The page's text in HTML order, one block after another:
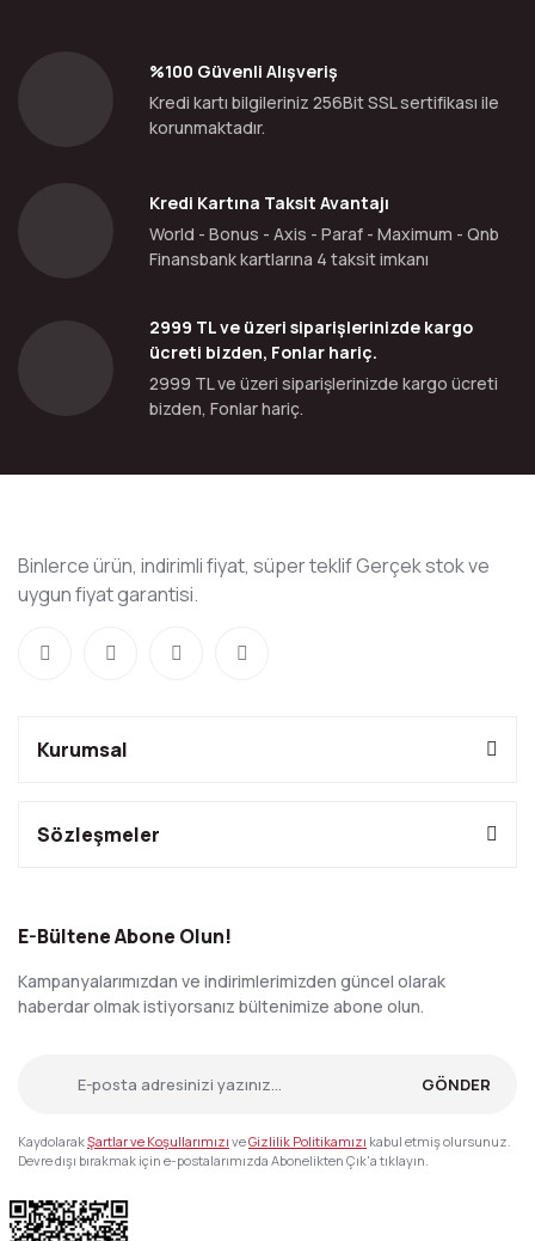
%100 Güvenli Alışveriş
Kredi kartı bilgileriniz 256Bit SSL sertifikası ile
korunmaktadır.
Kredi Kartına Taksit Avantajı
World - Bonus - Axis - Paraf - Maximum - Qnb
Finansbank kartlarına 4 taksit imkanı
2999 TL ve üzeri siparişlerinizde kargo
ücreti bizden, Fonlar hariç.
2999 TL ve üzeri siparişlerinizde kargo ücreti
bizden, Fonlar hariç.
Binlerce ürün, indirimli fiyat, süper teklif Gerçek stok ve
uygun fiyat garantisi.
Kurumsal
Sözleşmeler
E-Bültene Abone Olun!
Kampanyalarımızdan ve indirimlerimizden güncel olarak
haberdar olmak istiyorsanız bültenimize abone olun.
GÖNDER
KaydolarakŞartlar ve Koşullarımızı veGizlilik Politikamızı kabul etmiş olursunuz.
Devre dışı bırakmak için e-postalarımızda Abonelikten Çık'a tıklayın.